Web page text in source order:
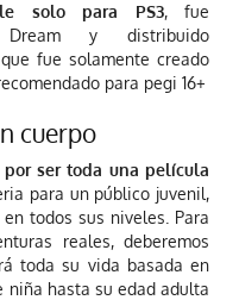
solo para PS3, fue
y distribuido
fue solamente creado
para pegi 16+
cuerpo
ser toda una película
para un público juvenil,
todos sus niveles. Para
reales, deberemos
toda su vida basada en
niña hasta su edad adulta